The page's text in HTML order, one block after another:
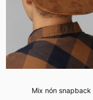
Mix nón